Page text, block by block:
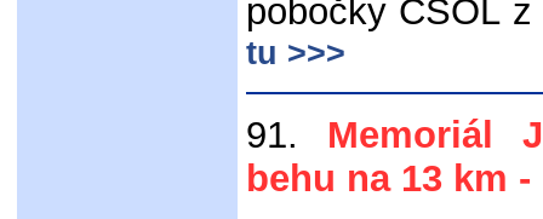
pobočky ČSOL
tu >>>
91.
Memoriál
behu na 13 km